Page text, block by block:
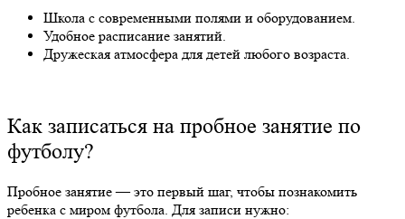
Школа с современными полями и оборудованием.
Удобное расписание занятий.
Дружеская атмосфера для детей любого возраста.
Как записаться на пробное занятие по
футболу?
Пробное занятие — это первый шаг, чтобы познакомить
ребенка с миром футбола. Для записи нужно: